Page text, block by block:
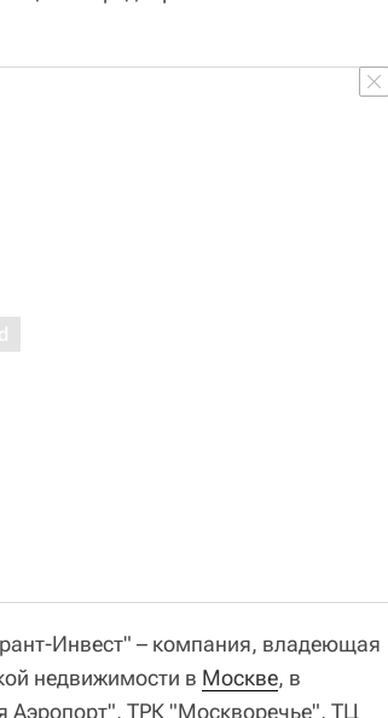
Инвест" – компания, владеющая
недвижимости в Москве, в
Аэропорт", ТРК "Москворечье", ТЦ